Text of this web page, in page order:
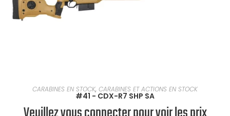
EN SAVOIR PLUS
CARABINES EN STOCK, CARABINES ET ACTIONS EN STOCK
#41 - CDX-R7 SHP SA